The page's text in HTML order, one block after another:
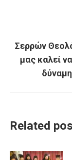
Σερρών
μας καλεί
Related